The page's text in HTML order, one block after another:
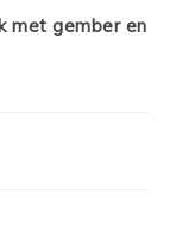
met gember en